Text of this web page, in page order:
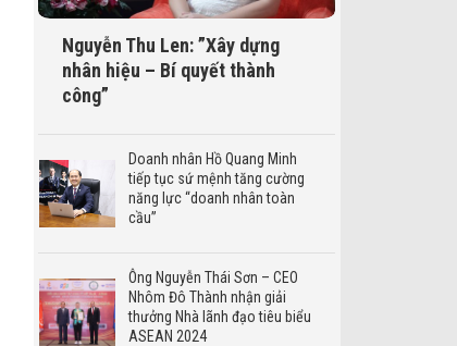
Nguyễn Thu Len: ”Xây dựng
nhân hiệu – Bí quyết thành
công”
Doanh nhân Hồ Quang Minh
tiếp tục sứ mệnh tăng cường
năng lực “doanh nhân toàn
cầu”
Ông Nguyễn Thái Sơn – CEO
Nhôm Đô Thành nhận giải
thưởng Nhà lãnh đạo tiêu biểu
ASEAN 2024